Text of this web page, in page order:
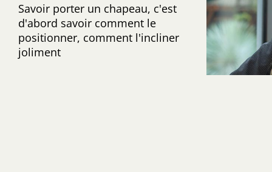
Savoir porter un chapeau, c'est
d'abord savoir comment le
positionner, comment l'incliner
joliment